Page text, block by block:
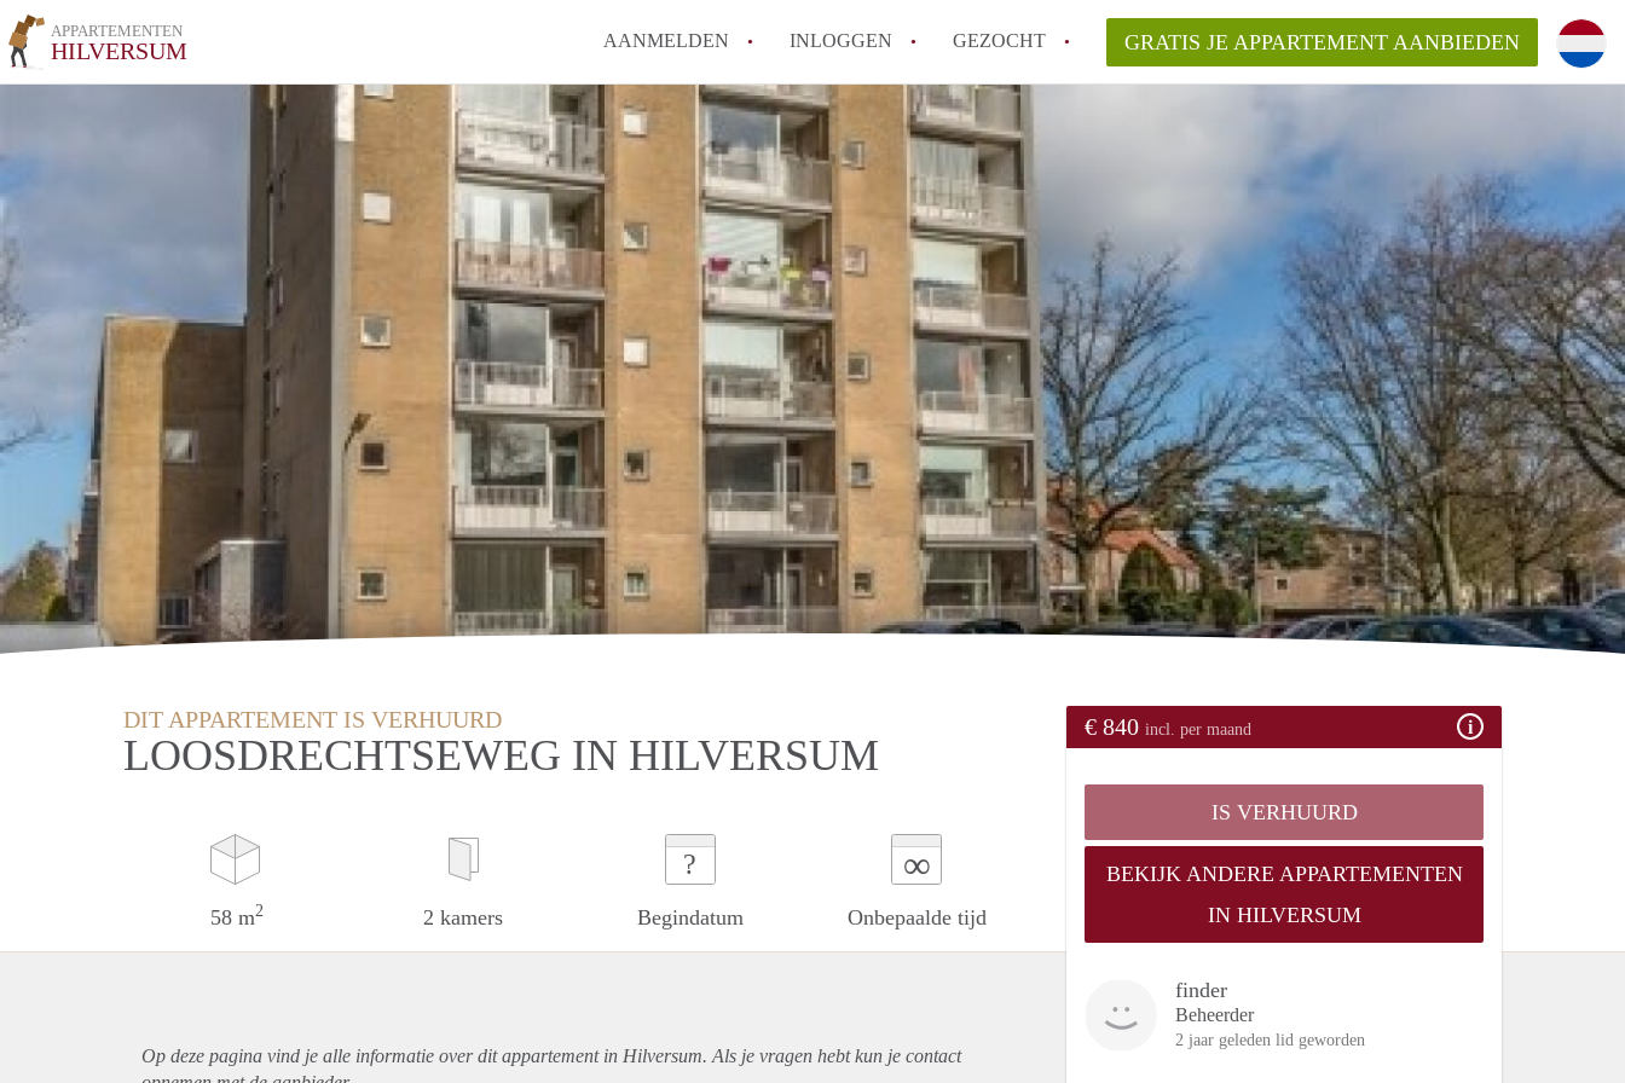
APPARTEMENTEN
HILVERSUM AANMELDEN INLOGGEN GEZOCHT GRATIS JE APPARTEMENT AANBIEDEN
DIT APPARTEMENT IS VERHUURD
LOOSDRECHTSEWEG IN HILVERSUM
58 m2 2 kamers
?
Begindatum
∞
Onbepaalde tijd
€ 840 incl. per maand
IS VERHUURD
BEKIJK ANDERE APPARTEMENTEN
IN HILVERSUM
finder
Beheerder
2 jaar geleden lid geworden
Op deze pagina vind je alle informatie over ditappartementin Hilversum. Als je vragen hebt kun je contact